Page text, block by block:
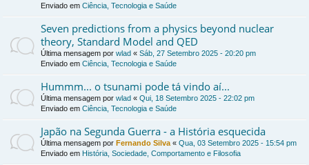
Enviado em Ciência, Tecnologia e Saúde
Seven predictions from a physics beyond nuclear
theory, Standard Model and QED
Última mensagem por wlad « Sáb, 27 Setembro 2025 - 20:20 pm
Enviado em Ciência, Tecnologia e Saúde
Hummm... o tsunami pode tá vindo aí...
Última mensagem por wlad « Qui, 18 Setembro 2025 - 22:02 pm
Enviado em Ciência, Tecnologia e Saúde
Japão na Segunda Guerra - a História esquecida
Última mensagem por Fernando Silva « Qua, 03 Setembro 2025 - 15:54 pm
Enviado em História, Sociedade, Comportamento e Filosofia